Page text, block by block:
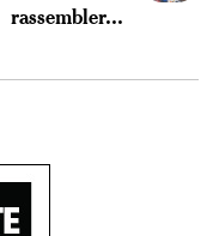
rassembler...